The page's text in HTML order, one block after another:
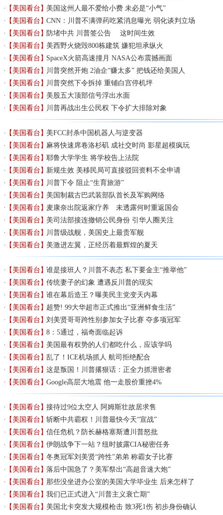
【美国看台】美国这州人最不爱给小费 未必是“小气”
【美国看台】CNN：川普不满弹药吃紧消息曝光 弱化谈判立场
【美国看台】 防堵中共 川普签公告 这时间生效
【美国看台】美西野火烧毁800栋建筑 嫌犯坦承纵火
【美国看台】SpaceX火箭高速撞月 NASA公布震撼画面
【美国看台】 川普突然开炮 2油企“赚太多” 把钱还给美国人
【美国看台】 川普突然下令拆掉 重铺白宫停机坪
【美国看台】美股五大顶部信号浮出水面
【美国看台】 川普再战出生公民权 下令扩大排除对象
【美国看台】美FCC封杀中国机器人与逆变器
【美国看台】麻将快速席卷洛杉矶 成社交时尚 影星超模疯玩
【美国看台】耶鲁大学学生 将学校告上法院
【美国看台】新规生效 美移民局可直接驳回资料不全申请
【美国看台】 川普下令 阻止“生育旅游”
【美国看台】美国制裁古巴武装部队首长及军购网络
【美国看台】麦康奈出院返家疗养 未透露何时重返国会
【美国看台】美司法部接连撤销公民身份 引华人圈关注
【美国看台】 川普级战舰，美国史上最贵军舰
【美国看台】美激进左翼，正经历着最辉煌的夏天
【美国看台】谁是接班人？川普不表态 私下要金主“推举他”
【美国看台】传统妻子的幻象 遭遇反川普的现实
【美国看台】谁在幕后造王？曝美民主党变天内幕
【美国看台】超赞! 99大华超市正式推出“亚洲鲜食生活”
【美国看台】刘美贤哥哥跨性别参加女子比赛 夺多项冠军
【美国看台】8：5通过，福奇面临起诉
【美国看台】美国最有权势的人们都吃什么，应该学吗
【美国看台】乱了！ICE机场抓人 航司拒绝配合
【美国看台】这是叛国！川普撂狠话：正全力抓泄密者
【美国看台】Google高层大地震 他一走股价重挫4%
【美国看台】接待过9位太空人 阿姆斯壮故居求售
【美国看台】斩断中共霸权！川普最快今天“宣战”
【美国看台】信任危机？防长赫格塞斯遭川普怒批
【美国看台】伊朗战争下一站？纽时披露CIA秘密任务
【美国看台】冬奥冠军刘美贤“跨性”弟弟 称霸女子比赛
【美国看台】落后中国急了？美军祭出“高超音速大炮”
【美国看台】那些没坐进办公室的美国大学毕业生 后来怎样了
【美国看台】我们已正式进入“川普主义衰亡期”
【美国看台】美国北卡突发大规模枪击 致3死1伤 初步身份确认